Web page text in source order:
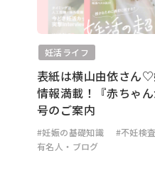
妊活ライフ
表紙は横山由依さん
情報満載！『赤ちゃ
号のご案内
#妊娠の基礎知識 #不妊検査
有名人・ブログ